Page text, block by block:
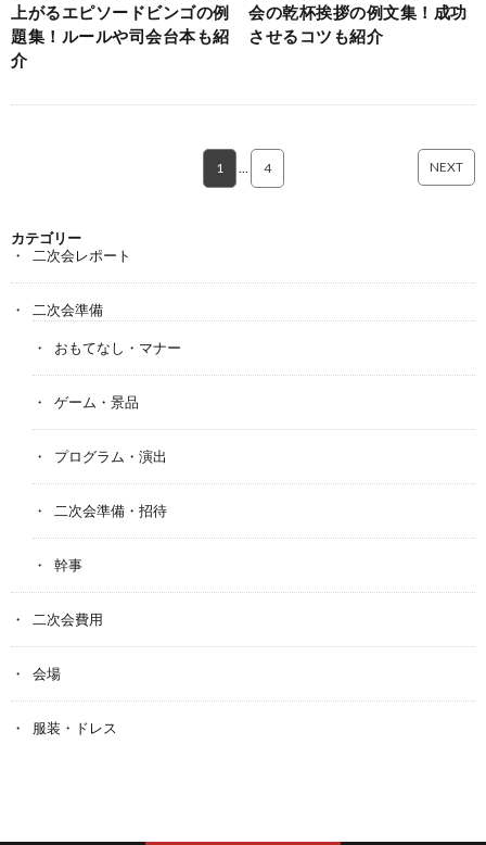
上がるエピソードビンゴの例
題集！ルールや司会台本も紹
介
会の乾杯挨拶の例文集！成功
させるコツも紹介
1 4 NEXT
カテゴリー
二次会レポート
二次会準備
おもてなし・マナー
ゲーム・景品
プログラム・演出
二次会準備・招待
幹事
二次会費用
会場
服装・ドレス